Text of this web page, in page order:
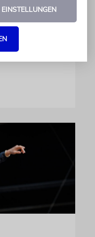
nur vor der
auch
würdigt
Igor Levit ist
EINSTELLUNGEN